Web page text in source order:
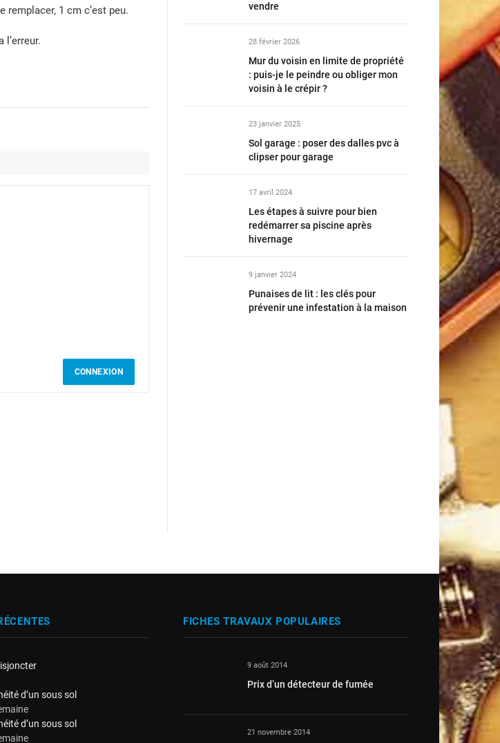
remplacer, 1 cm c’est peu.
CONNEXION
vendre
28 février 2026
Mur du voisin en limite de propriété
: puis-je le peindre ou obliger mon
voisin à le crépir ?
23 janvier 2025
Sol garage : poser des dalles pvc à
clipser pour garage
17 avril 2024
Les étapes à suivre pour bien
redémarrer sa piscine après
hivernage
9 janvier 2024
Punaises de lit : les clés pour
prévenir une infestation à la maison
d’un sous sol
d’un sous sol
FICHES TRAVAUX POPULAIRES
9 août 2014
Prix d’un détecteur de fumée
21 novembre 2014